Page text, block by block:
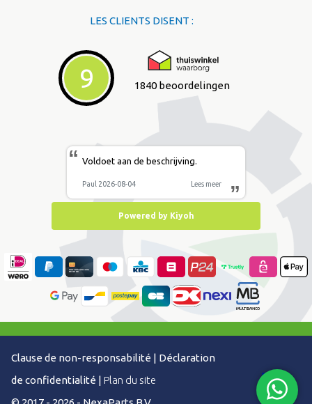
LES CLIENTS DISENT :
9 1840 beoordelingen
“ Voldoet aan de beschrijving.
Paul 2026-08-04 Lees meer ”
Powered by Kiyoh
Clause de non-responsabilité | Déclaration
de confidentialité | Plan du site